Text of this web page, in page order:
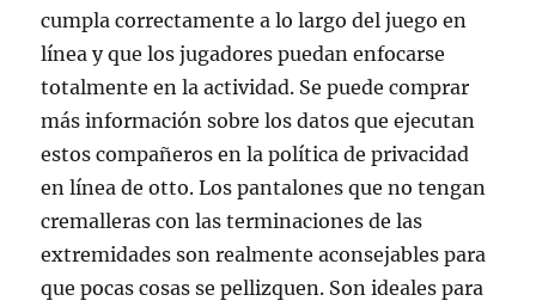
cumpla correctamente a lo largo del juego en
línea y que los jugadores puedan enfocarse
totalmente en la actividad. Se puede comprar
más información sobre los datos que ejecutan
estos compañeros en la política de privacidad
en línea de otto. Los pantalones que no tengan
cremalleras con las terminaciones de las
extremidades son realmente aconsejables para
que pocas cosas se pellizquen. Son ideales para